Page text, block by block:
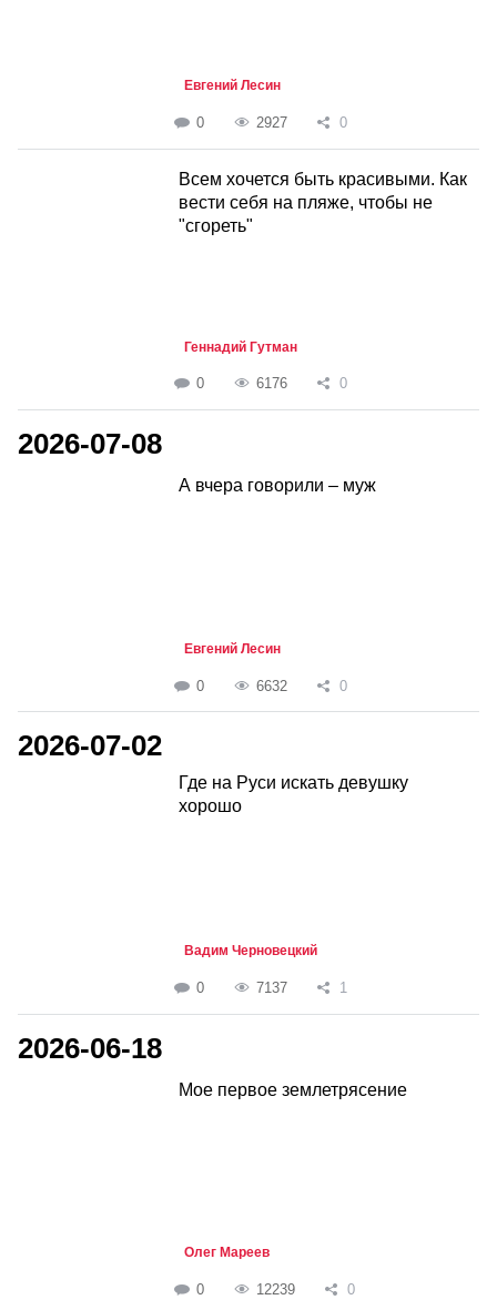
Евгений Лесин
0 2927 0
Всем хочется быть красивыми. Как
вести себя на пляже, чтобы не
"сгореть"
Геннадий Гутман
0 6176 0
2026-07-08
А вчера говорили – муж
Евгений Лесин
0 6632 0
2026-07-02
Где на Руси искать девушку
хорошо
Вадим Черновецкий
0 7137 1
2026-06-18
Мое первое землетрясение
Олег Мареев
0 12239 0